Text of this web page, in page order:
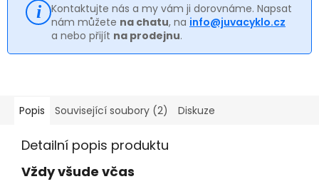
Kontaktujte nás a my vám ji dorovnáme. Napsat
nám můžete na chatu, na info@juvacyklo.cz
a nebo přijít na prodejnu.
Popis Související soubory (2) Diskuze
Detailní popis produktu
Vždy všude včas